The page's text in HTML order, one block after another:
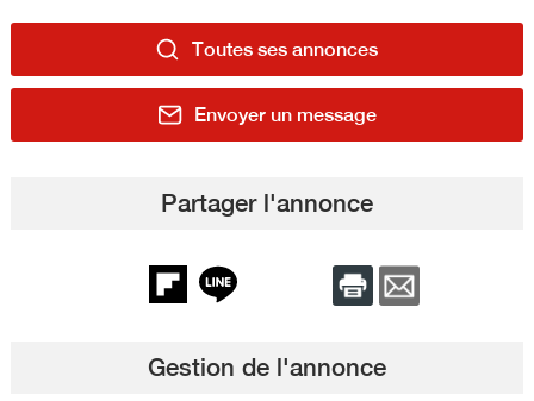
Toutes ses annonces
Envoyer un message
Partager l'annonce
Gestion de l'annonce